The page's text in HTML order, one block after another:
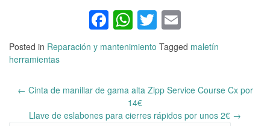
Facebook
WhatsApp
Twitter
Posted in Reparación y mantenimiento Tagged maletín
herramientas
navigation
← Cinta de manillar de gama alta Zipp Service Course Cx por
14€
Llave de eslabones para cierres rápidos por unos 2€ →